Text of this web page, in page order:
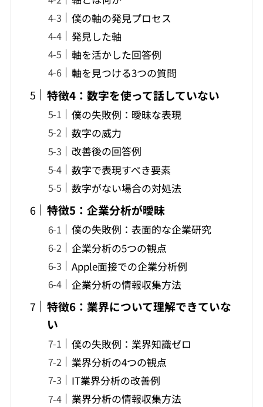
僕の軸の発見プロセス
発見した軸
軸を活かした回答例
軸を見つける3つの質問
特徴4：数字を使って話していない
僕の失敗例：曖昧な表現
数字の威力
改善後の回答例
数字で表現すべき要素
数字がない場合の対処法
特徴5：企業分析が曖昧
僕の失敗例：表面的な企業研究
企業分析の5つの観点
Apple面接での企業分析例
企業分析の情報収集方法
特徴6：業界について理解できていな
い
僕の失敗例：業界知識ゼロ
業界分析の4つの観点
IT業界分析の改善例
業界分析の情報収集方法